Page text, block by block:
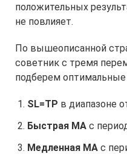
положительных
не повлияет.
По вышеописанной
советник с тремя
подберем оптимальные
SL=TP в диапазоне
Быстрая МА с
Медленная МА с